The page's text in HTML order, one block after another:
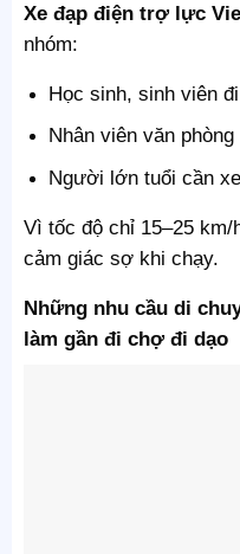
Xe đạp điện trợ lực
nhóm:
Học sinh, sinh viên
Nhân viên văn
Người lớn tuổi cần
Vì tốc độ chỉ 15–25 km/
cảm giác sợ khi chạy.
Những nhu cầu di
làm gần đi chợ đi dạo